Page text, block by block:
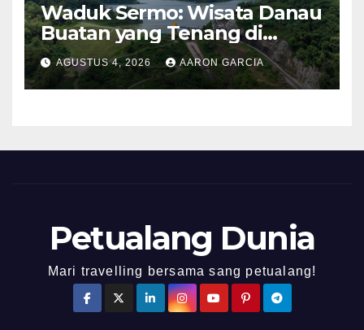
Waduk Sermo: Wisata Danau
Buatan yang Tenang di
Perbukitan Menoreh Kulon
Progo
AGUSTUS 4, 2026 AARON GARCIA
Petualang Dunia
Mari travelling bersama sang petualang!